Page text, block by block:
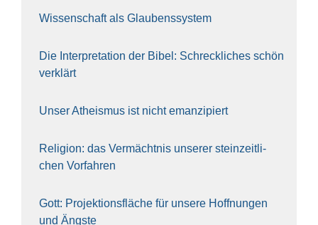
Wis­sen­schaft als Glau­bens­sys­tem
Die Inter­pre­ta­ti­on der Bibel: Schreck­li­ches schön
ver­klärt
Unser Athe­is­mus ist nicht eman­zi­piert
Reli­gi­on: das Ver­mächt­nis unse­rer stein­zeit­li­
chen Vor­fah­ren
Gott: Pro­jek­ti­ons­flä­che für unse­re Hoff­nun­gen
und Ängs­te